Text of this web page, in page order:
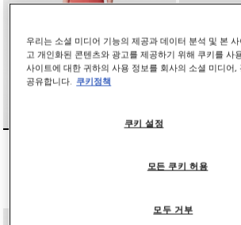
우리는 소셜 미디어 기능의 제공과 데이터 분석 및 본
고 개인화된 콘텐츠와 광고를 제공하기 위해 쿠키를 사
사이트에 대한 귀하의 사용 정보를 회사의 소셜 미디어,
공유합니다.
쿠키정책
쿠키 설정
모두 거부
모든 쿠키 허용